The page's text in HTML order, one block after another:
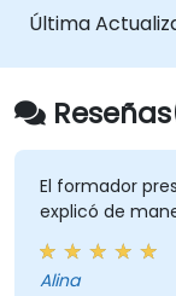
Última
El formador
explicó de
Alina